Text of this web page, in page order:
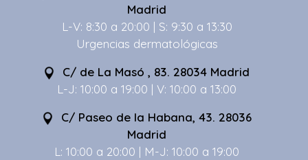
Madrid
L-V: 8:30 a 20:00 | S: 9:30 a 13:30
Urgencias dermatológicas
C/ de La Masó , 83. 28034 Madrid
L-J: 10:00 a 19:00 | V: 10:00 a 13:00
C/ Paseo de la Habana, 43. 28036
Madrid
L: 10:00 a 20:00 | M-J: 10:00 a 19:00